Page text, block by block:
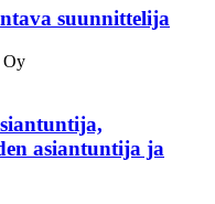
suunnittelija
Oy
asiantuntija ja